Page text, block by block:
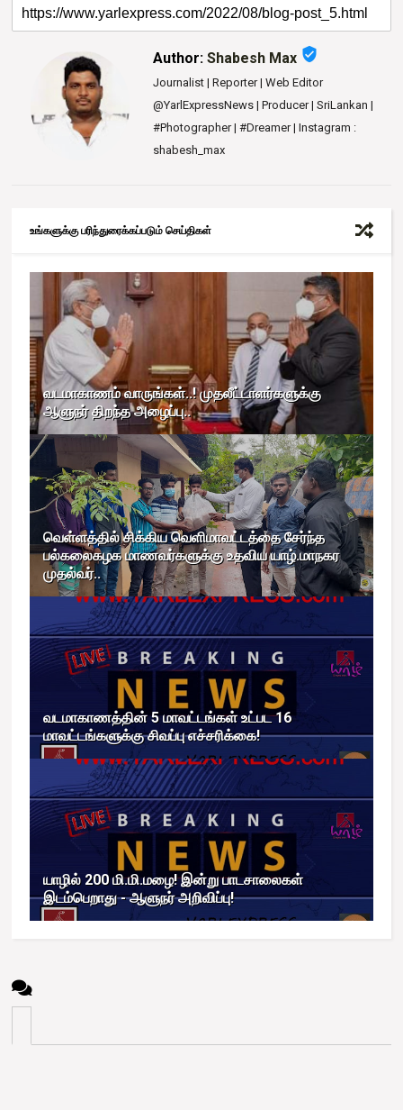
Author:Shabesh Max verified_user
Journalist | Reporter | Web Editor
@YarlExpressNews | Producer | SriLankan |
#Photographer | #Dreamer | Instagram :
shabesh_max
உங்களுக்கு பரிந்துரைக்கப்படும் செய்திகள்
வடமாகாணம் வாருங்கள்..! முதலீட்டாளர்களுக்கு
ஆளுநர் திறந்த அழைப்பு..
வெள்ளத்தில் சிக்கிய வெளிமாவட்டத்தை சேர்ந்த
பல்கலைகழக மாணவர்களுக்கு உதவிய யாழ்.மாநகர
முதல்வர்..
வடமாகாணத்தின் 5 மாவட்டங்கள் உட்பட 16
மாவட்டங்களுக்கு சிவப்பு எச்சரிக்கை!
யாழில் 200 மி.மி.மழை! இன்று பாடசாலைகள்
இடம்பெறாது - ஆளுநர் அறிவிப்பு!